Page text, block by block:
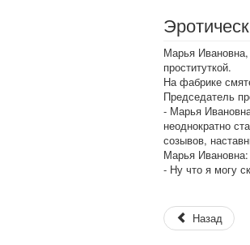
Марья Ивановна,
проституткой.
На фабрике
Председатель
- Марья
неоднократно
созывов,
Марья Ивановна:
- Ну что я могу
Назад